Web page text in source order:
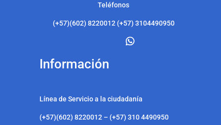
Teléfonos
(+57)(602) 8220012 (+57) 3104490950
Información
Línea de Servicio a la ciudadanía
(+57)(602) 8220012 – (+57) 310 4490950